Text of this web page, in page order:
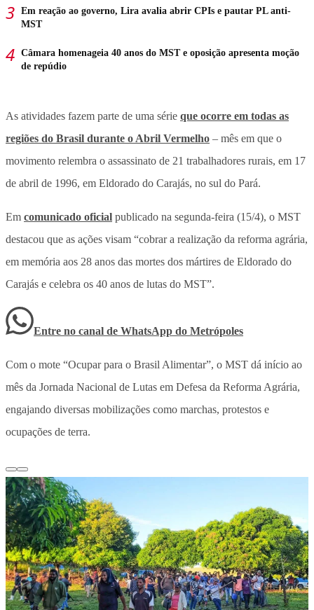
Em reação ao governo, Lira avalia abrir CPIs e pautar PL anti-
MST
Câmara homenageia 40 anos do MST e oposição apresenta moção
de repúdio
As atividades fazem parte de uma série que ocorre em todas as
regiões do Brasil durante o Abril Vermelho – mês em que o
movimento relembra o assassinato de 21 trabalhadores rurais, em 17
de abril de 1996, em Eldorado do Carajás, no sul do Pará.
Em comunicado oficial publicado na segunda-feira (15/4), o MST
destacou que as ações visam “cobrar a realização da reforma agrária,
em memória aos 28 anos das mortes dos mártires de Eldorado do
Carajás e celebra os 40 anos de lutas do MST”.
Entre no canal de WhatsApp do Metrópoles
Com o mote “Ocupar para o Brasil Alimentar”, o MST dá início ao
mês da Jornada Nacional de Lutas em Defesa da Reforma Agrária,
engajando diversas mobilizações como marchas, protestos e
ocupações de terra.